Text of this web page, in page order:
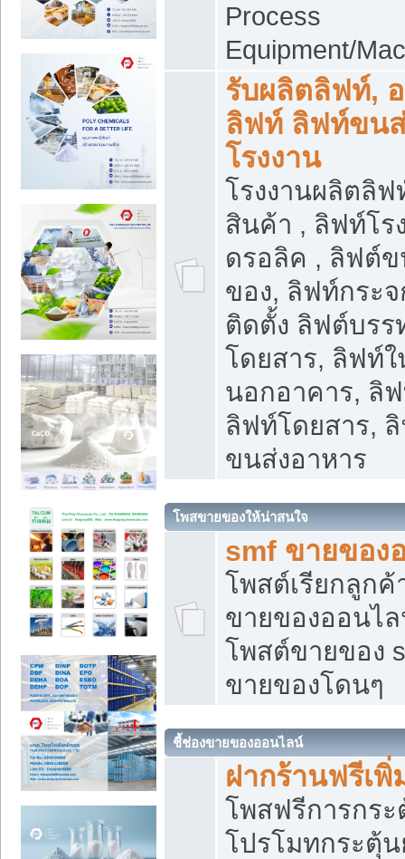
Process
Equipment/
รับผลิตลิฟท์,
ลิฟท์ ลิฟท์ขน
โรงงาน
โรงงานผลิตลิ
สินค้า , ลิฟท์โร
ดรอลิค , ลิฟต์
ของ, ลิฟท์กระ
ติดตั้ง ลิฟต์บร
โดยสาร, ลิฟท์
นอกอาคาร, ลิ
ลิฟท์โดยสาร,
ขนส่งอาหาร
โพสขายของให้น่าสนใจ
smf ขายของ
โพสต์เรียกลูกค้
ขายของออนไ
โพสต์ขายของ
ขายของโดนๆ
ชี้ช่องขายของออนไลน์
ฝากร้านฟรีเ
โพสฟรีการกร
โปรโมทกระตุ้